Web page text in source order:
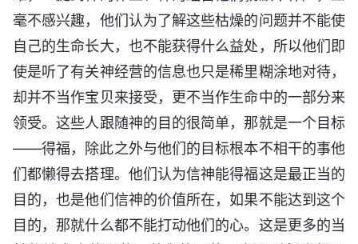
毫不感兴趣，他们认为了解这些枯燥的问题并不能使
自己的生命长大，也不能获得什么益处，所以他们即
使是听了有关神经营的信息也只是稀里糊涂地对待，
却并不当作宝贝来接受，更不当作生命中的一部分来
领受。这些人跟随神的目的很简单，那就是一个目标
——得福，除此之外与他们的目标根本不相干的事他
们都懒得去搭理。他们认为信神能得福这是最正当的
目的，也是他们信神的价值所在，如果不能达到这个
目的，那就什么都不能打动他们的心。这是更多的当